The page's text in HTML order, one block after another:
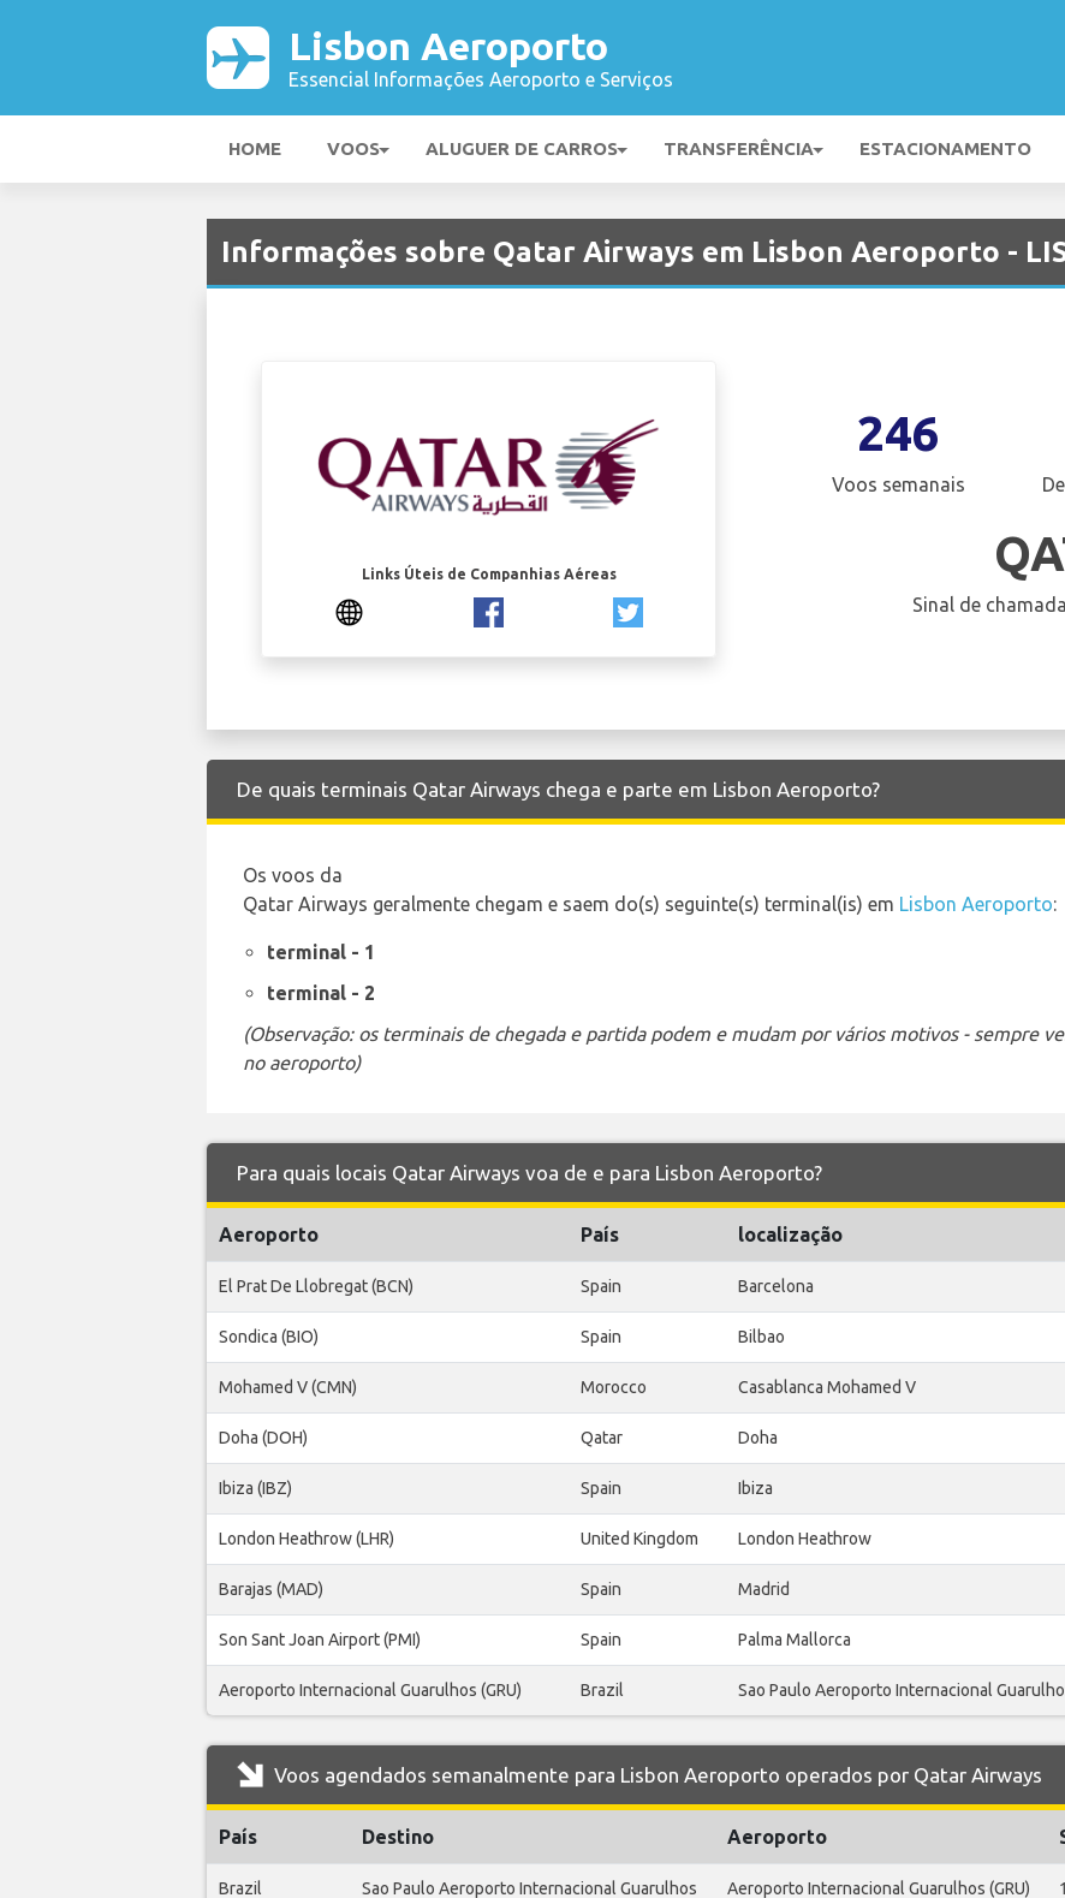
Lisbon Aeroporto
Essencial Informações Aeroporto e Serviços
HOME VOOS ALUGUER DE CARROS TRANSFERÊNCIA ESTACIONAMENTO
Informações sobre Qatar Airways em Lisbon Aeroporto -
Links Úteis de Companhias Aéreas
246
Voos semanais
Sinal de
De quais terminais Qatar Airways chega e parte em Lisbon Aeroporto?
Os voos da
Qatar Airways geralmente chegam e saem do(s) seguinte(s) terminal(is) em Lisbon Aeroporto:
terminal - 1
terminal - 2
(Observação: os terminais de chegada e partida podem e mudam por vários motivos - sempre
no aeroporto)
Para quais locais Qatar Airways voa de e para Lisbon Aeroporto?
Aeroporto País localização
El Prat De Llobregat (BCN) Spain Barcelona
Sondica (BIO) Spain Bilbao
Mohamed V (CMN) Morocco Casablanca Mohamed V
Doha (DOH) Qatar Doha
Ibiza (IBZ) Spain Ibiza
London Heathrow (LHR) United Kingdom London Heathrow
Barajas (MAD) Spain Madrid
Son Sant Joan Airport (PMI) Spain Palma Mallorca
Aeroporto Internacional Guarulhos (GRU) Brazil Sao Paulo Aeroporto Internacional
Voos agendados semanalmente para Lisbon Aeroporto operados por Qatar Airways
País Destino Aeroporto
Brazil Sao Paulo Aeroporto Internacional Guarulhos Aeroporto Internacional Guarulhos (GRU) 1